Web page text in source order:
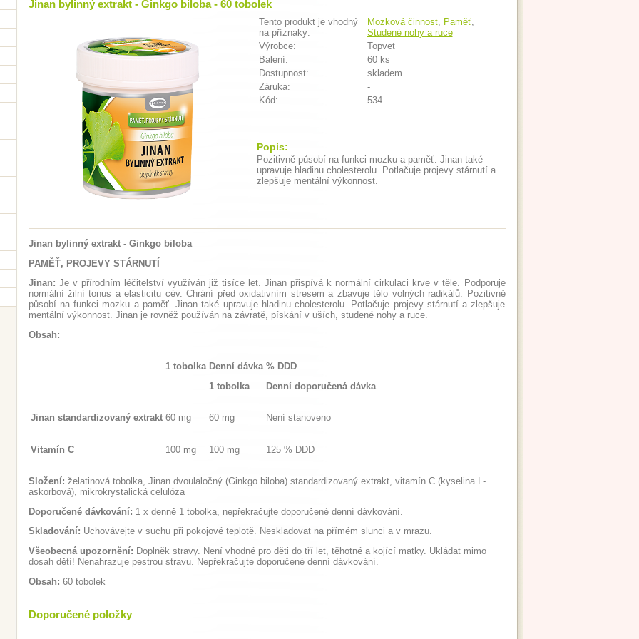
Jinan bylinný extrakt - Ginkgo biloba - 60 tobolek
Tento produkt je vhodný
na příznaky:
Mozková činnost, Paměť,
Studené nohy a ruce
Výrobce:
Topvet
Balení:
60 ks
Dostupnost:
skladem
Záruka:
-
Kód:
534
Popis:
Pozitivně působí na funkci mozku a paměť. Jinan také
upravuje hladinu cholesterolu. Potlačuje projevy stárnutí a
zlepšuje mentální výkonnost.
Jinan bylinný extrakt - Ginkgo biloba
PAMĚŤ, PROJEVY STÁRNUTÍ
Jinan: Je v přírodním léčitelství využíván již tisíce let. Jinan přispívá k normální cirkulaci krve v těle. Podporuje
normální žilní tonus a elasticitu cév. Chrání před oxidativním stresem a zbavuje tělo volných radikálů. Pozitivně
působí na funkci mozku a paměť. Jinan také upravuje hladinu cholesterolu. Potlačuje projevy stárnutí a zlepšuje
mentální výkonnost. Jinan je rovněž používán na závratě, pískání v uších, studené nohy a ruce.
Obsah:
1 tobolka Denní dávka
1 tobolka
% DDD
Denní doporučená dávka
Jinan standardizovaný extrakt 60 mg 60 mg Není stanoveno
Vitamín C 100 mg 100 mg 125 % DDD
Složení: želatinová tobolka, Jinan dvoulaločný (Ginkgo biloba) standardizovaný extrakt, vitamín C (kyselina L-
askorbová), mikrokrystalická celulóza
Doporučené dávkování: 1 x denně 1 tobolka, nepřekračujte doporučené denní dávkování.
Skladování: Uchovávejte v suchu při pokojové teplotě. Neskladovat na přímém slunci a v mrazu.
Všeobecná upozornění: Doplněk stravy. Není vhodné pro děti do tří let, těhotné a kojící matky. Ukládat mimo
dosah dětí! Nenahrazuje pestrou stravu. Nepřekračujte doporučené denní dávkování.
Obsah: 60 tobolek
Doporučené položky